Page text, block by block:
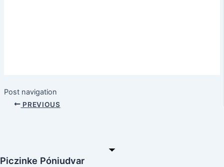
Post navigation
PREVIOUS
Piczinke Póniudvar